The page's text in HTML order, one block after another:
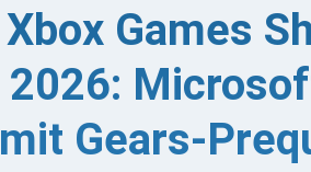
Xbox Games
2026:
Gears-